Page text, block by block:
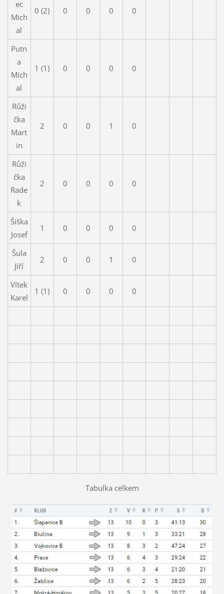
ec
Mich
al
0 (2) 0 0 0 0
Putn
a
Mich
al
1 (1) 0 0 0 0
Růži
čka
Mart
in
2 0 0 1 0
Růži
čka
Rade
k
2 0 0 0 0
Šiška
Josef
1 0 0 0 0
Šula
Jiří
2 0 0 1 0
Vítek
Karel
1 (1) 0 0 0 0
Tabulka celkem